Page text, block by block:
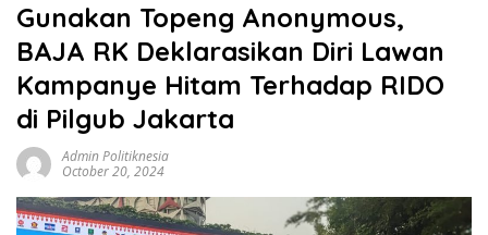
Gunakan Topeng Anonymous,
BAJA RK Deklarasikan Diri Lawan
Kampanye Hitam Terhadap RIDO
di Pilgub Jakarta
Admin Politiknesia
October 20, 2024